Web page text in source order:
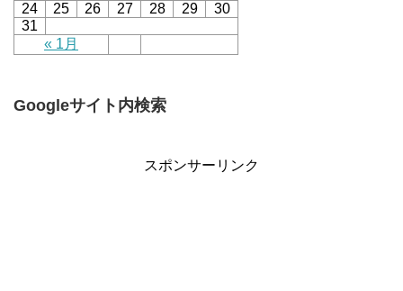
« 1月
24
25 26 27 28 29
30
31
Googleサイト内検索
スポンサーリンク